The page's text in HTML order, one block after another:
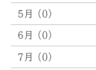
5月（0）
6月（0）
7月（0）